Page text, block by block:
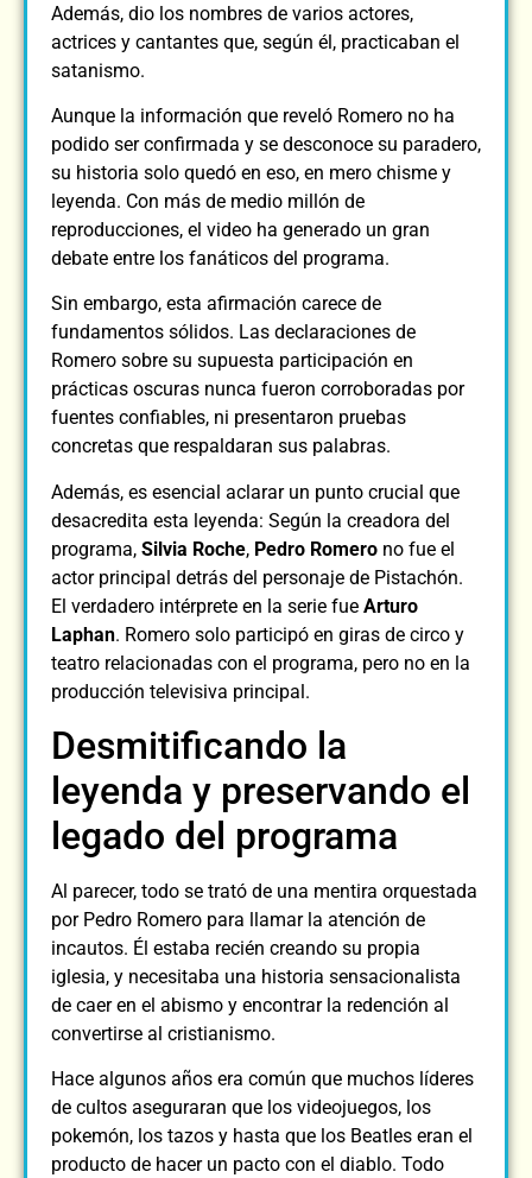
Además, dio los nombres de varios actores,
actrices y cantantes que, según él, practicaban el
satanismo.
Aunque la información que reveló Romero no ha
podido ser confirmada y se desconoce su paradero,
su historia solo quedó en eso, en mero chisme y
leyenda. Con más de medio millón de
reproducciones, el video ha generado un gran
debate entre los fanáticos del programa.
Sin embargo, esta afirmación carece de
fundamentos sólidos. Las declaraciones de
Romero sobre su supuesta participación en
prácticas oscuras nunca fueron corroboradas por
fuentes confiables, ni presentaron pruebas
concretas que respaldaran sus palabras.
Además, es esencial aclarar un punto crucial que
desacredita esta leyenda: Según la creadora del
programa, Silvia Roche, Pedro Romero no fue el
actor principal detrás del personaje de Pistachón.
El verdadero intérprete en la serie fue Arturo
Laphan. Romero solo participó en giras de circo y
teatro relacionadas con el programa, pero no en la
producción televisiva principal.
Desmitificando la
leyenda y preservando el
legado del programa
Al parecer, todo se trató de una mentira orquestada
por Pedro Romero para llamar la atención de
incautos. Él estaba recién creando su propia
iglesia, y necesitaba una historia sensacionalista
de caer en el abismo y encontrar la redención al
convertirse al cristianismo.
Hace algunos años era común que muchos líderes
de cultos aseguraran que los videojuegos, los
pokemón, los tazos y hasta que los Beatles eran el
producto de hacer un pacto con el diablo. Todo